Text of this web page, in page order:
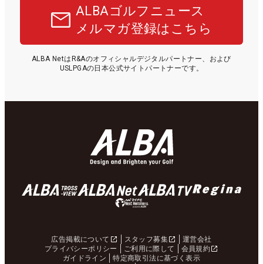
ALBAゴルフニュース
メルマガ登録はこちら
ALBA NetはR&Aのオフィシャルデジタルパートナー、および
USLPGAの日本公式サイトパートナーです。
広告掲載について スタッフ募集
運営会社
プライバシーポリシー
ご利用に際して
会員規約
ガイドライン
特定商取引法に基づく表示